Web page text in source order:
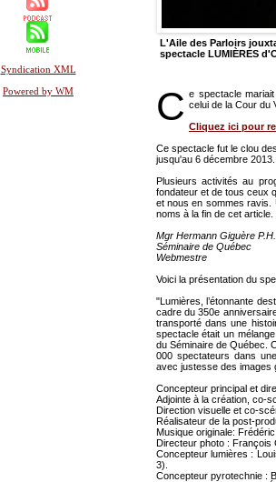
Syndication XML
Powered by WM
L'Aile des Parloirs
spectacle LUMIÈRES
C e spectacle
celui de la Cour du
Cliquez ici pour
Ce spectacle fut le clou
jusqu'au 6 décembre 2013.
Plusieurs activités au
fondateur et de tous ceux
et nous en sommes ravis.
noms à la fin de cet article.
Mgr Hermann Giguère P.H.
Séminaire de Québec
Webmestre
Voici la présentation du
"Lumières, l’étonnante
cadre du 350e
transporté dans une
spectacle était un
du Séminaire de Québec.
000 spectateurs dans
avec justesse des images
Concepteur principal et
Adjointe à la création, co-
Direction visuelle et co-
Réalisateur de la post-
Musique originale: Frédéric
Directeur photo : François
Concepteur lumières :
3).
Concepteur pyrotechnie :